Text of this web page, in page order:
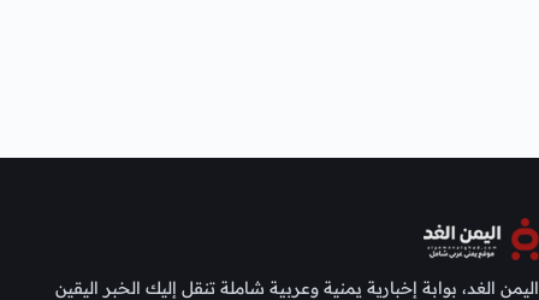
اليمن الغد، بوابة إخبارية يمنية وعربية شاملة تنقل إليك الخبر اليقين